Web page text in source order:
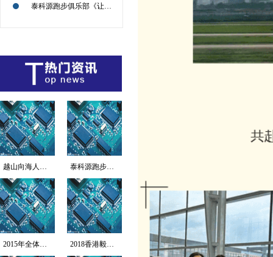
泰科源跑步俱乐部《让我们共同感受企业文化的传递和极限运动的魅力》
越山向海人车接力赛海... 泰科源跑步俱乐部《让...
2015年全体员工拓... 2018香港毅行者-...